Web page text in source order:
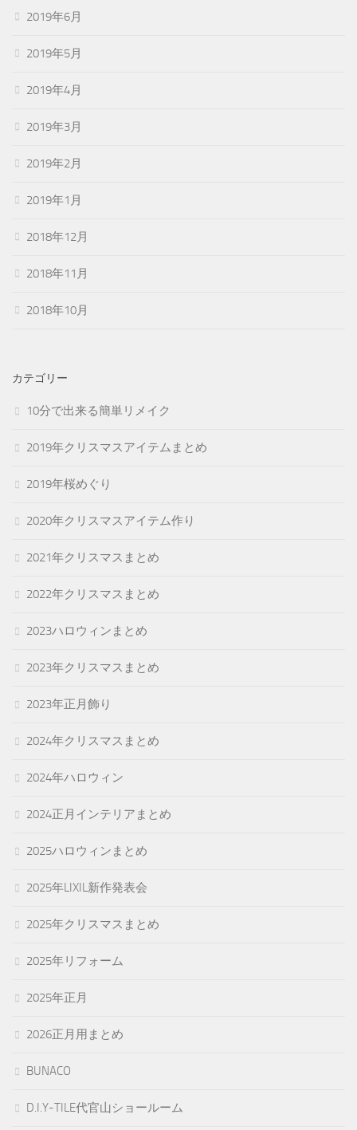
2019年6月
2019年5月
2019年4月
2019年3月
2019年2月
2019年1月
2018年12月
2018年11月
2018年10月
カテゴリー
10分で出来る簡単リメイク
2019年クリスマスアイテムまとめ
2019年桜めぐり
2020年クリスマスアイテム作り
2021年クリスマスまとめ
2022年クリスマスまとめ
2023ハロウィンまとめ
2023年クリスマスまとめ
2023年正月飾り
2024年クリスマスまとめ
2024年ハロウィン
2024正月インテリアまとめ
2025ハロウィンまとめ
2025年LIXIL新作発表会
2025年クリスマスまとめ
2025年リフォーム
2025年正月
2026正月用まとめ
BUNACO
D.I.Y-TILE代官山ショールーム